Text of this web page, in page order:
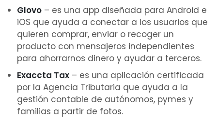
Glovo – es una app diseñada para Android e
iOS que ayuda a conectar a los usuarios que
quieren comprar, enviar o recoger un
producto con mensajeros independientes
para ahorrarnos dinero y ayudar a terceros.
Exaccta Tax – es una aplicación certificada
por la Agencia Tributaria que ayuda a la
gestión contable de autónomos, pymes y
familias a partir de fotos.